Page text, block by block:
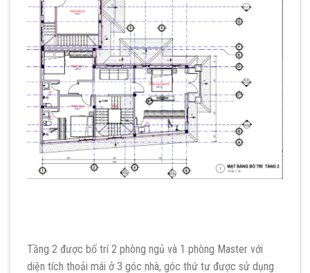
Tầng 2 được bố trí 2 phòng ngủ và 1 phòng Master với
diện tích thoải mái ở 3 góc nhà, góc thứ tư được sử dụng